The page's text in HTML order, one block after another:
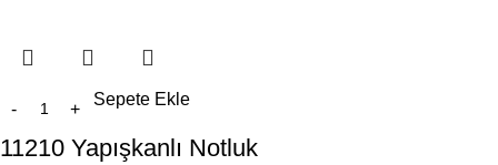
Sepete Ekle
11210 Yapışkanlı Notluk